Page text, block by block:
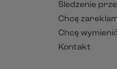
Śledzenie
Chcę
Chcę
Kontakt